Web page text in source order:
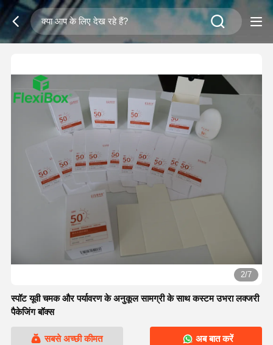
2/7
स्पॉट यूवी चमक और पर्यावरण के अनुकूल सामग्री के साथ कस्टम उभरा लक्जरी
पैकेजिंग बॉक्स
सबसे अच्छी कीमत अब बात करें